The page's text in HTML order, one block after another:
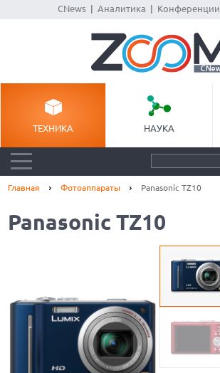
CNews| Аналитика Конференции
ТЕХНИКА НАУКА
Главная Фотоаппараты Panasonic TZ10
Panasonic TZ10